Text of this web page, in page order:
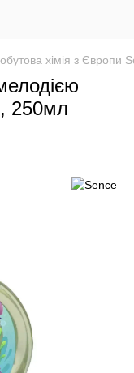
хімія з Європи
250мл